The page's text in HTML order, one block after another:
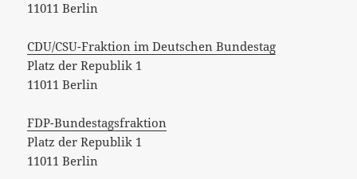
11011 Berlin
CDU/CSU-Fraktion im Deutschen Bundestag
Platz der Republik 1
11011 Berlin
FDP-Bundestagsfraktion
Platz der Republik 1
11011 Berlin